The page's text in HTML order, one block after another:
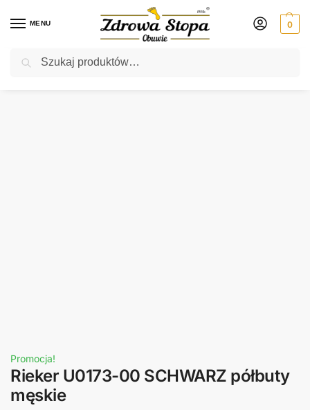
MENU 0
Rabat ⚡ 5% kod: ZDROWASTOPA (na obuwie poza promocją)
Promocja!
Rieker U0173-00 SCHWARZ półbuty
męskie